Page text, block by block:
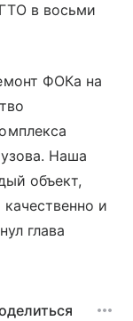
в восьми
ФОКа на
Наша
объект,
и
глава